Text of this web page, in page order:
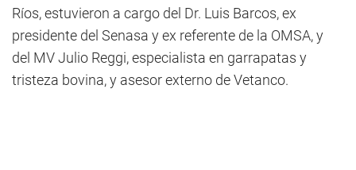
Ríos, estuvieron a cargo del Dr. Luis Barcos, ex
presidente del Senasa y ex referente de la OMSA, y
del MV Julio Reggi, especialista en garrapatas y
tristeza bovina, y asesor externo de Vetanco.